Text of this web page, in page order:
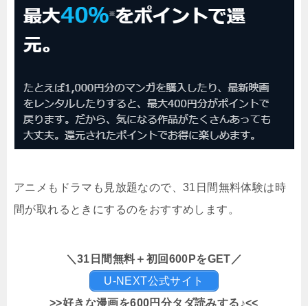
アニメもドラマも見放題なので、31日間無料体験は時
間が取れるときにするのをおすすめします。
＼31日間無料＋初回600PをGET／
U-NEXT公式サイト
>>好きな漫画を600円分タダ読みする♪<<